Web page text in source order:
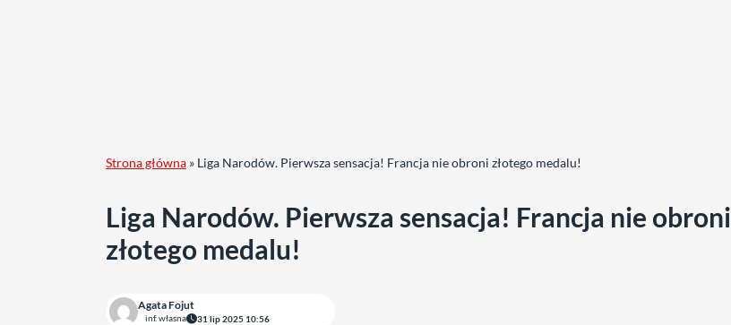
Strona główna » Liga Narodów. Pierwsza sensacja! Francja nie obroni złotego medalu!
Liga Narodów. Pierwsza sensacja! Francja nie obroni
złotego medalu!
Agata Fojut
inf. własna 31 lip 2025 10:56